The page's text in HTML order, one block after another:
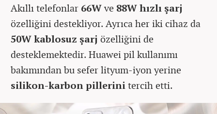
Akıllı telefonlar 66Wve 88W hızlı şarj
özelliğini destekliyor. Ayrıca her iki cihaz da
50W kablosuz şarj özelliğini de
desteklemektedir. Huawei pil kullanımı
bakımından bu sefer lityum-iyon yerine
silikon-karbon pillerinitercih etti.